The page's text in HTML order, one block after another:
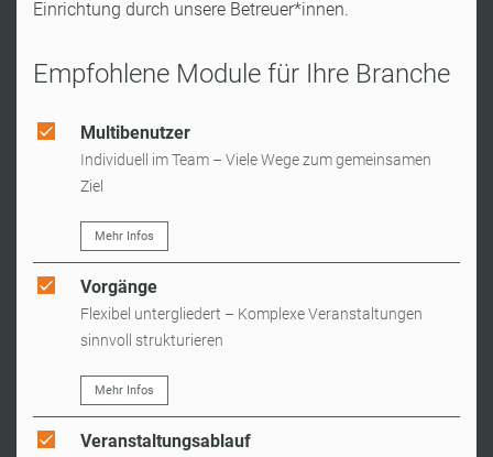
Einrichtung durch unsere Betreuer*innen.
Empfohlene Module für Ihre Branche
Multibenutzer
Individuell im Team – Viele Wege zum gemeinsamen
Ziel
Mehr Infos
Vorgänge
Flexibel untergliedert – Komplexe Veranstaltungen
sinnvoll strukturieren
Mehr Infos
Veranstaltungsablauf